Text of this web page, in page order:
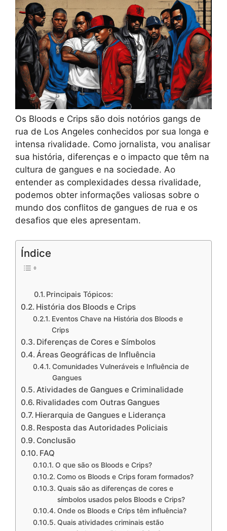
Os Bloods e Crips são dois notórios gangs de
rua de Los Angeles conhecidos por sua longa e
intensa rivalidade. Como jornalista, vou analisar
sua história, diferenças e o impacto que têm na
cultura de gangues e na sociedade. Ao
entender as complexidades dessa rivalidade,
podemos obter informações valiosas sobre o
mundo dos conflitos de gangues de rua e os
desafios que eles apresentam.
Índice
Principais Tópicos:
História dos Bloods e Crips
Eventos Chave na História dos Bloods e
Crips
Diferenças de Cores e Símbolos
Áreas Geográficas de Influência
Comunidades Vulneráveis e Influência de
Gangues
Atividades de Gangues e Criminalidade
Rivalidades com Outras Gangues
Hierarquia de Gangues e Liderança
Resposta das Autoridades Policiais
Conclusão
FAQ
O que são os Bloods e Crips?
Como os Bloods e Crips foram formados?
Quais são as diferenças de cores e
símbolos usados pelos Bloods e Crips?
Onde os Bloods e Crips têm influência?
Quais atividades criminais estão